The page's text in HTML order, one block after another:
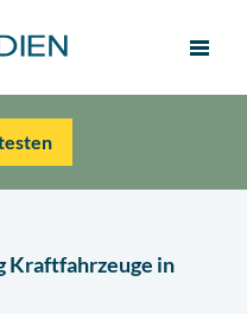
Kraftfahrzeuge in